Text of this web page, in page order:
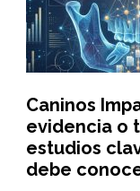
Caninos
evidencia o
estudios
debe